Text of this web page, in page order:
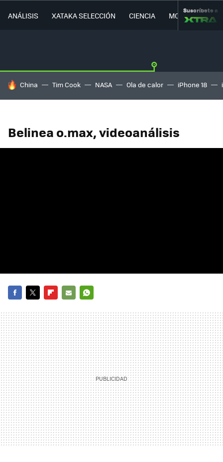
ANÁLISIS XATAKA SELECCIÓN CIENCIA MOVILIDAD
Suscríbete a
HOY SE HABLA DE
China Tim Cook NASA Ola de calor iPhone 18
Belinea o.max, videoanálisis
MAIL